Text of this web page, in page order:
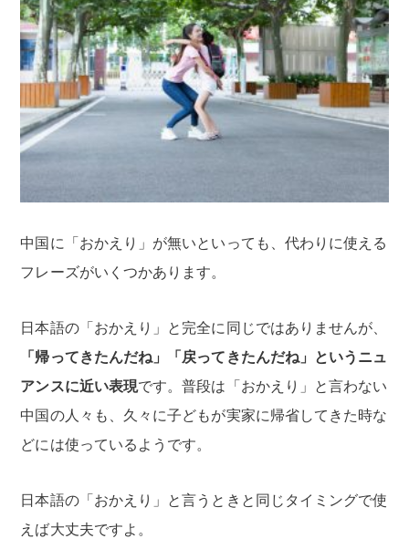
中国に「おかえり」が無いといっても、代わりに使える
フレーズがいくつかあります。
日本語の「おかえり」と完全に同じではありませんが、
「帰ってきたんだね」「戻ってきたんだね」というニュ
アンスに近い表現です。普段は「おかえり」と言わない
中国の人々も、久々に子どもが実家に帰省してきた時な
どには使っているようです。
日本語の「おかえり」と言うときと同じタイミングで使
えば大丈夫ですよ。